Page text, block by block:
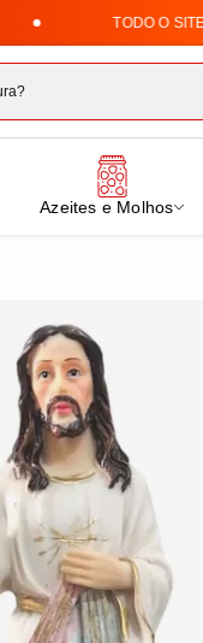
TODO O SITE
| Loja
Azeites e Molhos